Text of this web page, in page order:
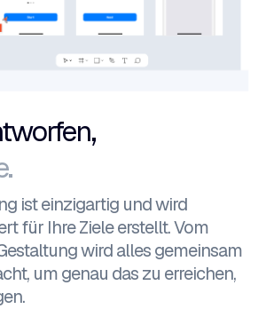
ist einzigartig und wird
für Ihre Ziele erstellt. Vom
wird alles gemeinsam
um genau das zu erreichen,